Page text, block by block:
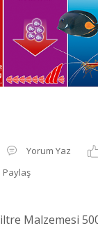
Yorum Yaz
Paylaş
Malzemesi